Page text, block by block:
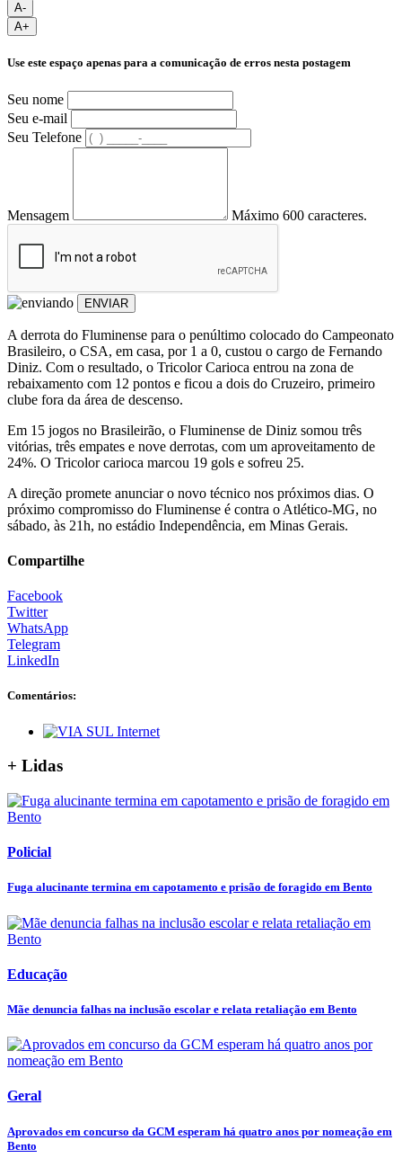
A-
A+
Use este espaço apenas para a comunicação de erros nesta postagem
Seu nome
Seu e-mail
Seu Telefone
Mensagem Máximo 600 caracteres.
ENVIAR
A derrota do Fluminense para o penúltimo colocado do Campeonato
Brasileiro, o CSA, em casa, por 1 a 0, custou o cargo de Fernando
Diniz. Com o resultado, o Tricolor Carioca entrou na zona de
rebaixamento com 12 pontos e ficou a dois do Cruzeiro, primeiro
clube fora da área de descenso.
Em 15 jogos no Brasileirão, o Fluminense de Diniz somou três
vitórias, três empates e nove derrotas, com um aproveitamento de
24%. O Tricolor carioca marcou 19 gols e sofreu 25.
A direção promete anunciar o novo técnico nos próximos dias. O
próximo compromisso do Fluminense é contra o Atlético-MG, no
sábado, às 21h, no estádio Independência, em Minas Gerais.
Compartilhe
Facebook
Twitter
WhatsApp
Telegram
LinkedIn
Comentários:
+ Lidas
Policial
Fuga alucinante termina em capotamento e prisão de foragido em Bento
Educação
Mãe denuncia falhas na inclusão escolar e relata retaliação em Bento
Geral
Aprovados em concurso da GCM esperam há quatro anos por nomeação em
Bento